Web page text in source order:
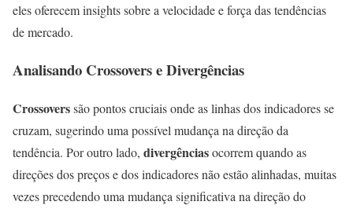
eles oferecem insights sobre a velocidade e força das tendências
de mercado.
Analisando Crossovers e Divergências
Crossoverssão pontos cruciais onde as linhas dos indicadores se
cruzam, sugerindo uma possível mudança na direção da
tendência. Por outro lado, divergênciasocorrem quando as
direções dos preços e dos indicadores não estão alinhadas, muitas
vezes precedendo uma mudança significativa na direção do